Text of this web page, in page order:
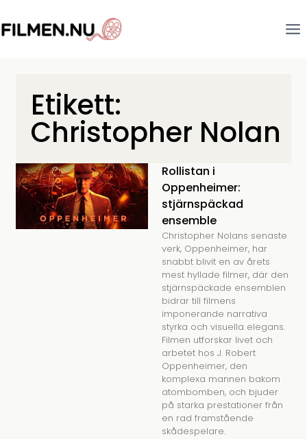
Etikett:
Christopher Nolan
Rollistan i
Oppenheimer:
stjärnspäckad
ensemble
Christopher Nolans senaste
verk, Oppenheimer, har
snabbt blivit en av årets
mest hyllade filmer, där den
stjärnspäckade ensemblen
bidrar till filmens
imponerande narrativa
styrka och visuella elegans.
Filmen utforskar livet och
arbetet hos J. Robert
Oppenheimer, den
komplexa mannen bakom
atombomben, och bjuder
på starka prestationer från
en rad framstående
skådespelare.